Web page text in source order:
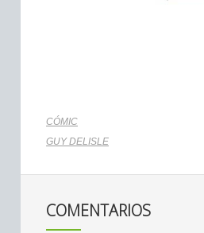
CÓMIC
GUY DELISLE
COMENTARIOS